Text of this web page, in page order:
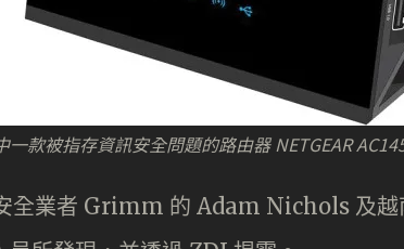
一款被指存資訊安全問題的路由器 NETGEAR
全業者 Grimm 的 Adam Nichols 及越